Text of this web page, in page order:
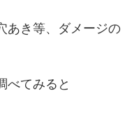
あき等、ダメージの
べてみると